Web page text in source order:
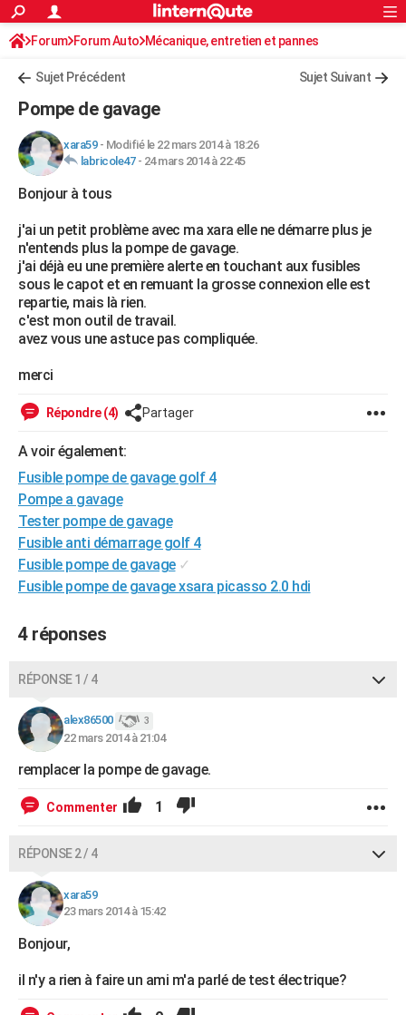
ACTUALITÉS
Politique
Société
Faits Divers
Education
Monde
Villes
+
FINANCE
Retraite
Impôts
Epargne
Immobilier
Risques naturels par ville
Banque
Assurance
Crédit
AUTO
Essais
Réserver un essai
Citadines
Berlines
SUV
Forum auto
+HIGH-TECH
Mobiles
Meilleur smartphone
Internet
Ordinateurs
Jeux vidéo
Guide high-tech
+BRICOLAGE
Forum
Aménagement intérieur
Extérieur
Cuisine
Salle de bains
Jardinage
Rangement
WEEK-END
Guides de France
Escapades
Patrimoine
Expositions
Musées
Week-end nature
LIFESTYLE
Destinations
City break
Voyage nature
Voyage de noces
Forum
Climat
BONS PLANS
CARTE DE VOEUX
Carte de Noël
Carte Bonne année
Carte Saint-Valentin
Carte Pâques
Carte d'anniversaire
DICTIONNAIRE
COPAINS D'AVANT
S'inscrire
Se connecter
Lycées
Collèges
Primaires
Universités
Entreprises
Service militaire
Avis de recherche
AVIS DE DÉCÈS
FORUM
Bricolage
Lifestyle
Culture
Sport
Auto
Television
Voyage
Cinema
Rechercher
S'inscrire
Connexion
Forum Forum Auto Mécanique, entretien et pannes
Sujet Précédent Sujet Suivant
Pompe de gavage
xara59- Modifié le 22 mars 2014 à 18:26
labricole47- 24 mars 2014 à 22:45
Bonjour à tous
j'ai un petit problème avec ma xara elle ne démarre plus je
n'entends plus la pompe de gavage.
j'ai déjà eu une première alerte en touchant aux fusibles
sous le capot et en remuant la grosse connexion elle est
repartie, mais là rien.
c'est mon outil de travail.
avez vous une astuce pas compliquée.
merci
Répondre (4) Partager
A voir également:
Fusible pompe de gavage golf 4
Pompe a gavage
Tester pompe de gavage
Fusible anti démarrage golf 4
Fusible pompe de gavage ✓
Fusible pompe de gavage xsara picasso 2.0 hdi
4 réponses
RÉPONSE 1 / 4
alex86500 3
22 mars 2014 à 21:04
remplacer la pompe de gavage.
Commenter 1
RÉPONSE 2 / 4
xara59
23 mars 2014 à 15:42
Bonjour,
il n'y a rien à faire un ami m'a parlé de test électrique?